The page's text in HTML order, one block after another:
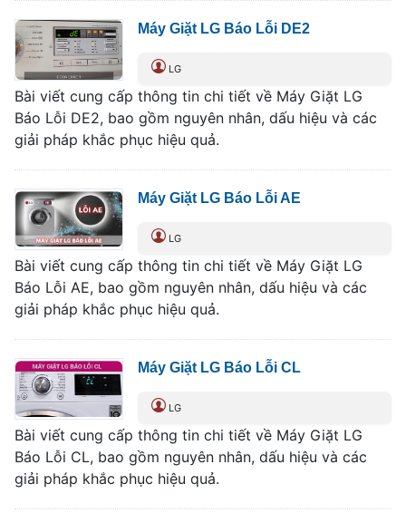
Máy Giặt LG Báo Lỗi DE2
LG
Bài viết cung cấp thông tin chi tiết về Máy Giặt LG
Báo Lỗi DE2, bao gồm nguyên nhân, dấu hiệu và các
giải pháp khắc phục hiệu quả.
Máy Giặt LG Báo Lỗi AE
LG
Bài viết cung cấp thông tin chi tiết về Máy Giặt LG
Báo Lỗi AE, bao gồm nguyên nhân, dấu hiệu và các
giải pháp khắc phục hiệu quả.
Máy Giặt LG Báo Lỗi CL
LG
Bài viết cung cấp thông tin chi tiết về Máy Giặt LG
Báo Lỗi CL, bao gồm nguyên nhân, dấu hiệu và các
giải pháp khắc phục hiệu quả.